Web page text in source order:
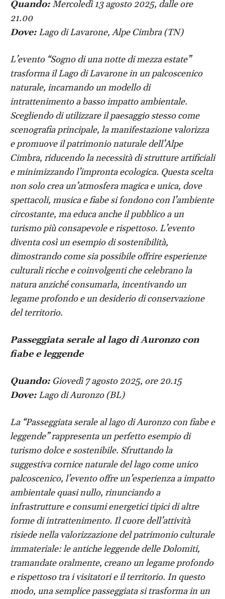
Quando: Mercoledì 13 agosto 2025, dalle ore
21.00
Dove: Lago di Lavarone, Alpe Cimbra (TN)
L’evento “Sogno di una notte di mezza estate”
trasforma il Lago di Lavarone in un palcoscenico
naturale, incarnando un modello di
intrattenimento a basso impatto ambientale.
Scegliendo di utilizzare il paesaggio stesso come
scenografia principale, la manifestazione valorizza
e promuove il patrimonio naturale dell’Alpe
Cimbra, riducendo la necessità di strutture artificiali
e minimizzando l’impronta ecologica. Questa scelta
non solo crea un’atmosfera magica e unica, dove
spettacoli, musica e fiabe si fondono con l’ambiente
circostante, ma educa anche il pubblico a un
turismo più consapevole e rispettoso. L’evento
diventa così un esempio di sostenibilità,
dimostrando come sia possibile offrire esperienze
culturali ricche e coinvolgenti che celebrano la
natura anziché consumarla, incentivando un
legame profondo e un desiderio di conservazione
del territorio.
Passeggiata serale al lago di Auronzo con
fiabe e leggende
Quando: Giovedì 7 agosto 2025, ore 20.15
Dove: Lago di Auronzo (BL)
La “Passeggiata serale al lago di Auronzo con fiabe e
leggende” rappresenta un perfetto esempio di
turismo dolce e sostenibile. Sfruttando la
suggestiva cornice naturale del lago come unico
palcoscenico, l’evento offre un’esperienza a impatto
ambientale quasi nullo, rinunciando a
infrastrutture e consumi energetici tipici di altre
forme di intrattenimento. Il cuore dell’attività
risiede nella valorizzazione del patrimonio culturale
immateriale: le antiche leggende delle Dolomiti,
tramandate oralmente, creano un legame profondo
e rispettoso tra i visitatori e il territorio. In questo
modo, una semplice passeggiata si trasforma in un